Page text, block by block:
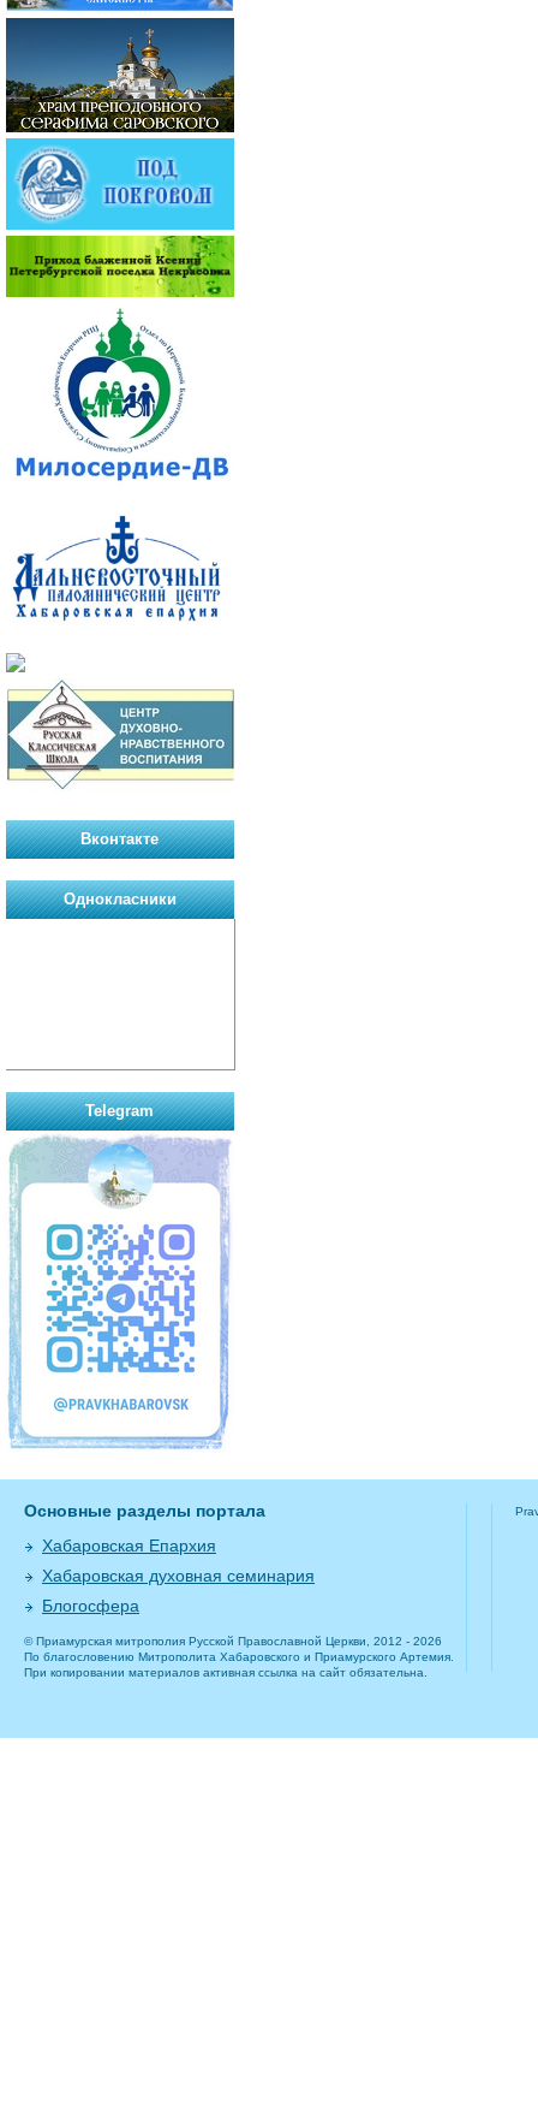
Вконтакте
Однокласники
Telegram
Основные разделы портала
Хабаровская Епархия
Хабаровская духовная семинария
Блогосфера
© Приамурская митрополия Русской Православной Церкви, 2012 - 2026
По благословению Митрополита Хабаровского и Приамурского Артемия.
При копировании материалов активная ссылка на сайт обязательна.